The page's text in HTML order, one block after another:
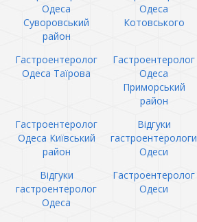
Одеса
Суворовський
район
Одеса
Котовського
Гастроентеролог
Одеса Таїрова
Гастроентеролог
Одеса
Приморський
район
Гастроентеролог
Одеса Київський
район
Відгуки
гастроентерологи
Одеси
Відгуки
гастроентеролог
Одеса
Гастроентеролог
Одеси